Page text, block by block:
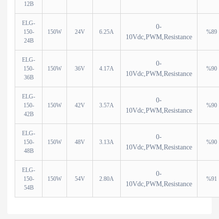
12B
ELG-
150-
24B
150W 24V 6.25A
0-
10Vdc,PWM,Resistance
%89
ELG-
150-
36B
150W 36V 4.17A
0-
10Vdc,PWM,Resistance
%90
ELG-
150-
42B
150W 42V 3.57A
0-
10Vdc,PWM,Resistance
%90
ELG-
150-
48B
150W 48V 3.13A
0-
10Vdc,PWM,Resistance
%90
ELG-
150-
54B
150W 54V 2.80A
0-
10Vdc,PWM,Resistance
%91